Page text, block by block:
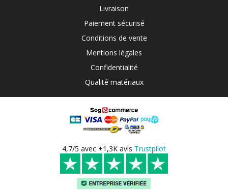
Livraison
Paiement sécurisé
Conditions de vente
Mentions légales
Confidentialité
Qualité matériaux
4,7/5 avec +1,3K avis Trustpilot